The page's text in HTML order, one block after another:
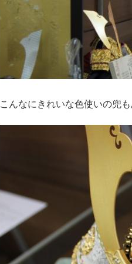
こんなにきれいな色使いの兜